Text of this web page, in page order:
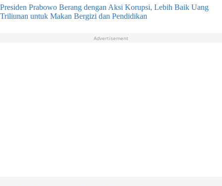
Presiden Prabowo Berang dengan Aksi Korupsi, Lebih Baik Uang
Triliunan untuk Makan Bergizi dan Pendidikan
Advertisement